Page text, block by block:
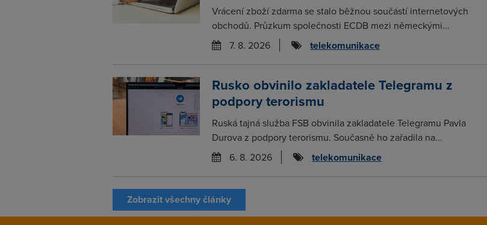
Vrácení zboží zdarma se stalo běžnou součástí internetových
obchodů. Průzkum společnosti ECDB mezi německými...
7. 8. 2026
telekomunikace
Rusko obvinilo zakladatele Telegramu z
podpory terorismu
Ruská tajná služba FSB obvinila zakladatele Telegramu Pavla
Durova z podpory terorismu. Současně ho zařadila na...
6. 8. 2026
telekomunikace
Zobrazit všechny články